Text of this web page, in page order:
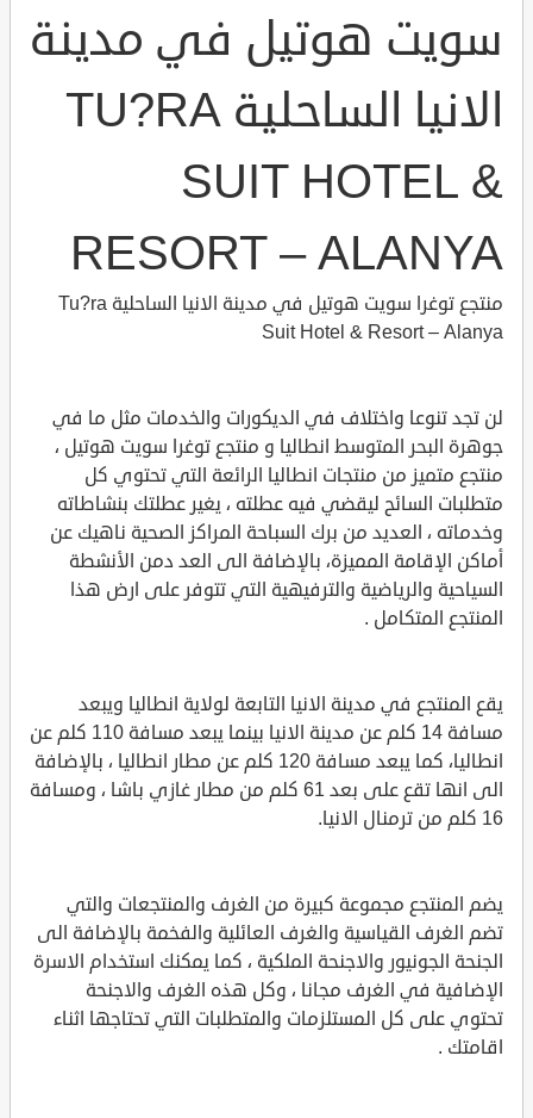
سويت هوتيل في مدينة
الانيا الساحلية TU?RA
SUIT HOTEL &
RESORT – ALANYA
منتجع توغرا سويت هوتيل في مدينة الانيا الساحلية Tu?ra
Suit Hotel & Resort – Alanya
لن تجد تنوعا واختلاف في الديكورات والخدمات مثل ما في
جوهرة البحر المتوسط انطاليا و منتجع توغرا سويت هوتيل ،
منتجع متميز من منتجات انطاليا الرائعة التي تحتوي كل
متطلبات السائح ليقضي فيه عطلته ، يغير عطلتك بنشاطاته
وخدماته ، العديد من برك السباحة المراكز الصحية ناهيك عن
أماكن الإقامة المميزة، بالإضافة الى العد دمن الأنشطة
السياحية والرياضية والترفيهية التي تتوفر على ارض هذا
المنتجع المتكامل .
يقع المنتجع في مدينة الانيا التابعة لولاية انطاليا ويبعد
مسافة 14 كلم عن مدينة الانيا بينما يبعد مسافة 110 كلم عن
انطاليا، كما يبعد مسافة 120 كلم عن مطار انطاليا ، بالإضافة
الى انها تقع على بعد 61 كلم من مطار غازي باشا ، ومسافة
16 كلم من ترمنال الانيا.
يضم المنتجع مجموعة كبيرة من الغرف والمنتجعات والتي
تضم الغرف القياسية والغرف العائلية والفخمة بالإضافة الى
الجنحة الجونيور والاجنحة الملكية ، كما يمكنك استخدام الاسرة
الإضافية في الغرف مجانا ، وكل هذه الغرف والاجنحة
تحتوي على كل المستلزمات والمتطلبات التي تحتاجها اثناء
اقامتك .